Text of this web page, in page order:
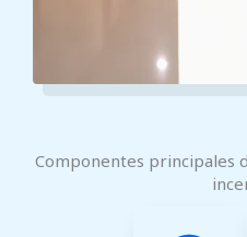
Componentes principales